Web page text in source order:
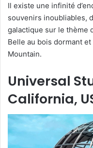
Il existe une infinité
souvenirs inoubliables,
galactique sur le thème
Belle au bois dormant et
Mountain.
Universal
California,